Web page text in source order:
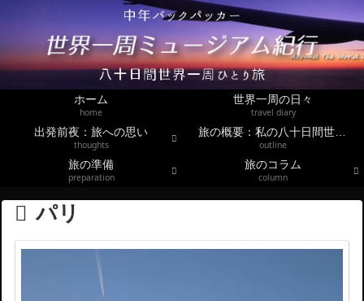
ホーム
home
世界一周の日々
travel diary
出発前夜：旅への思い
thoughts
旅の概要：私の八十日間世界一周
outline
旅の準備
preparation
旅のコラム
column
パリ